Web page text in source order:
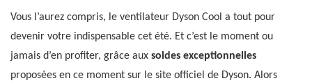
Vous l’aurez compris, le ventilateur Dyson Cool a tout pour
devenir votre indispensable cet été. Et c’est le moment ou
jamais d’en profiter, grâce aux soldes exceptionnelles
proposées en ce moment sur le site officiel de Dyson. Alors